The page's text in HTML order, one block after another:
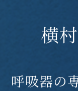
横
呼吸器の